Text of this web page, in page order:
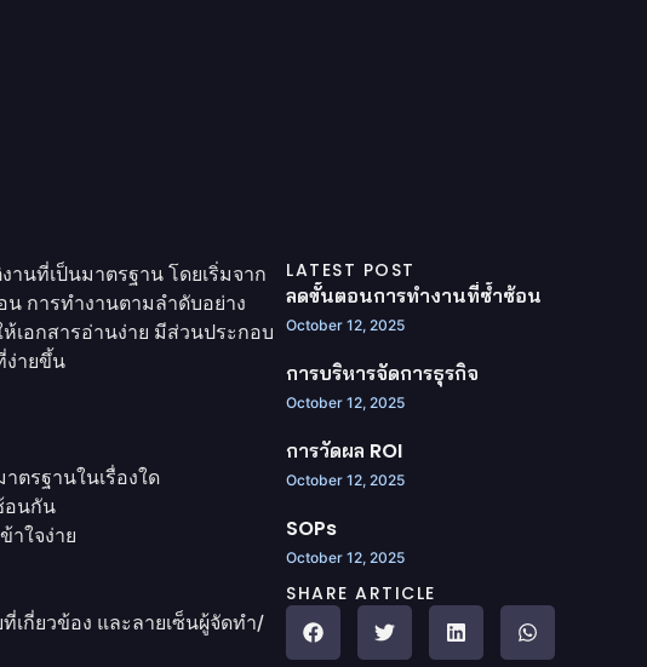
นที่เป็นมาตรฐาน โดยเริ่มจาก
การทำงานตามลำดับอย่าง
เอกสารอ่านง่าย มีส่วนประกอบ
ง่ายขึ้น
ตรฐานในเรื่องใด
อนกัน
าใจง่าย
กี่ยวข้อง และลายเซ็นผู้จัดทำ/
LATEST POST
ลดขั้นตอนการทํางานที่ซ้ำซ้อน
October 12, 2025
การบริหารจัดการธุรกิจ
October 12, 2025
การวัดผล ROI
October 12, 2025
SOPs
October 12, 2025
SHARE ARTICLE